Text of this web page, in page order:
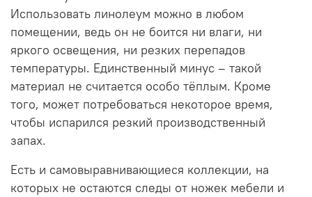
Использовать линолеум можно в любом
помещении, ведь он не боится ни влаги, ни
яркого освещения, ни резких перепадов
температуры. Единственный минус – такой
материал не считается особо тёплым. Кроме
того, может потребоваться некоторое время,
чтобы испарился резкий производственный
запах.
Есть и самовыравнивающиеся коллекции, на
которых не остаются следы от ножек мебели и